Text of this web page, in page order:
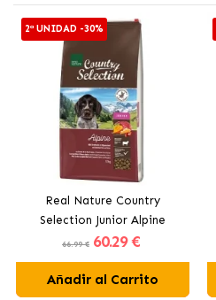
2ª UNIDAD -30%
Real Nature Country
Selection Junior Alpine
Pienso para Cachorros con
66.99 € 60.29 €
Añadir al Carrito